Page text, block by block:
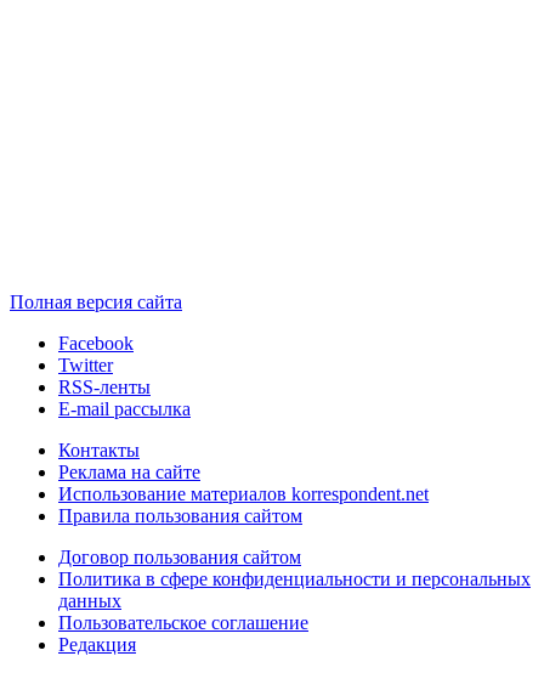
Полная версия сайта
Facebook
Twitter
RSS-ленты
E-mail рассылка
Контакты
Реклама на сайте
Использование материалов korrespondent.net
Правила пользования сайтом
Договор пользования сайтом
Политика в сфере конфиденциальности и персональных
данных
Пользовательское соглашение
Редакция